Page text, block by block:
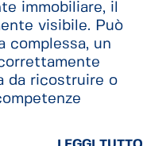
immobiliare, il
visibile. Può
complessa, un
da ricostruire o